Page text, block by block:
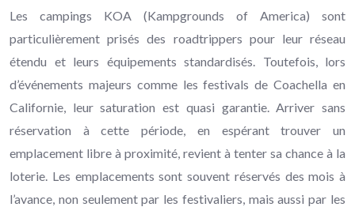
Les campings KOA (Kampgrounds of America) sont
particulièrement prisés des roadtrippers pour leur réseau
étendu et leurs équipements standardisés. Toutefois, lors
d’événements majeurs comme les festivals de Coachella en
Californie, leur saturation est quasi garantie. Arriver sans
réservation à cette période, en espérant trouver un
emplacement libre à proximité, revient à tenter sa chance à la
loterie. Les emplacements sont souvent réservés des mois à
l’avance, non seulement par les festivaliers, mais aussi par les